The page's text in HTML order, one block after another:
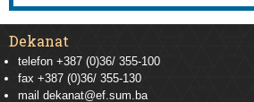
Dekanat
telefon +387 (0)36/ 355-100
fax +387 (0)36/ 355-130
mail dekanat@ef.sum.ba